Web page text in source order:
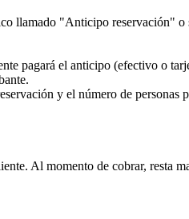
llamado "Anticipo reservación"
pagará el anticipo (efectivo o
y el número de personas
Al momento de cobrar, resta